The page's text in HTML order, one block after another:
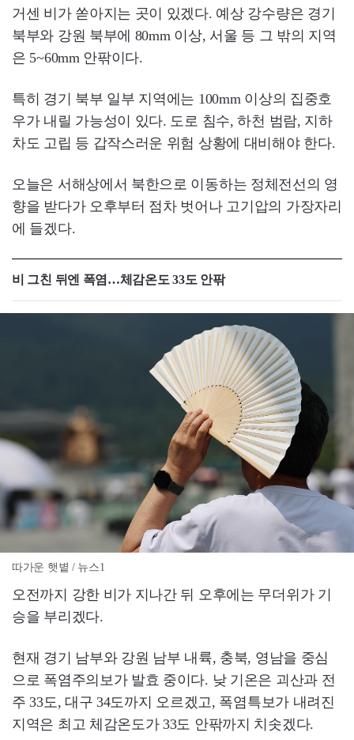
거센 비가 쏟아지는 곳이 있겠다. 예상 강수량은 경기
북부와 강원 북부에 80mm 이상, 서울 등 그 밖의 지역
은 5~60mm 안팎이다.
특히 경기 북부 일부 지역에는 100mm 이상의 집중호
우가 내릴 가능성이 있다. 도로 침수, 하천 범람, 지하
차도 고립 등 갑작스러운 위험 상황에 대비해야 한다.
오늘은 서해상에서 북한으로 이동하는 정체전선의 영
향을 받다가 오후부터 점차 벗어나 고기압의 가장자리
에 들겠다.
비 그친 뒤엔 폭염…체감온도 33도 안팎
따가운 햇볕 / 뉴스1
오전까지 강한 비가 지나간 뒤 오후에는 무더위가 기
승을 부리겠다.
현재 경기 남부와 강원 남부 내륙, 충북, 영남을 중심
으로 폭염주의보가 발효 중이다. 낮 기온은 괴산과 전
주 33도, 대구 34도까지 오르겠고, 폭염특보가 내려진
지역은 최고 체감온도가 33도 안팎까지 치솟겠다.